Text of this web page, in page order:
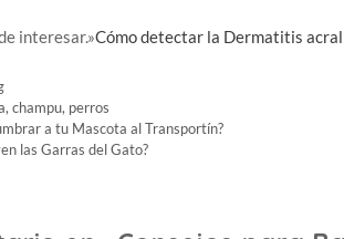
interesar.»Cómo detectar la Dermatitis
, champu, perros
a tu Mascota al Transportín?
las Garras del Gato?